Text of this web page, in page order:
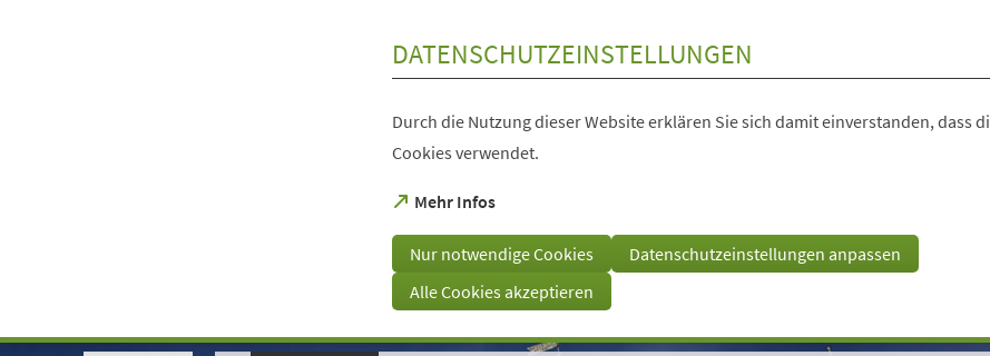
DATENSCHUTZEINSTELLUNGEN
Durch die Nutzung dieser Website erklären Sie sich damit einverstanden, dass
Cookies verwendet.
Mehr Infos
(Öffnet
einem
neuen
Tab)
Nur notwendige Cookies
Datenschutzeinstellungen anpassen
Alle Cookies akzeptieren